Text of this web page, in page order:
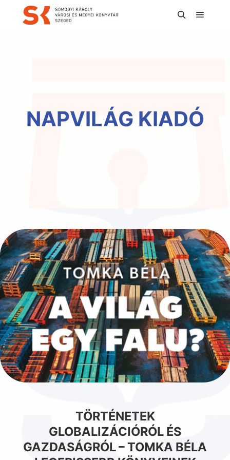
NAPVILÁG KIADÓ
TÖRTÉNETEK
GLOBALIZÁCIÓRÓL ÉS
GAZDASÁGRÓL – TOMKA BÉLA